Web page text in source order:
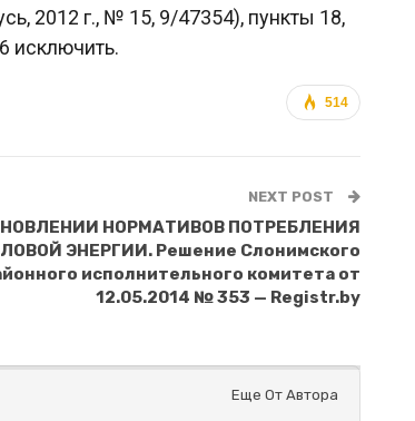
2012 г., № 15, 9/47354), пункты 18,
исключить.
514
NEXT POST
НОРМАТИВОВ ПОТРЕБЛЕНИЯ
ЭНЕРГИИ. Решение Слонимского
исполнительного комитета от
12.05.2014 № 353 — Registr.by
Еще От Автора